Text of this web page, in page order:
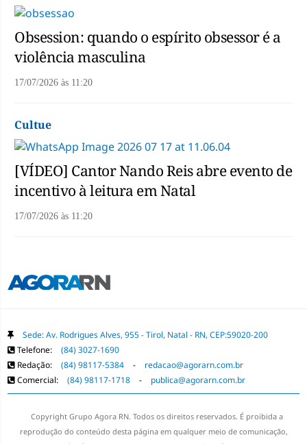
Obsession: quando o espírito obsessor é a
violência masculina
17/07/2026 às 11:20
Cultue
[VÍDEO] Cantor Nando Reis abre evento de
incentivo à leitura em Natal
17/07/2026 às 11:20
Sede: Av. Rodrigues Alves, 955 - Tirol, Natal - RN, CEP:59020-200
Telefone:
(84) 3027-1690
Redação:
(84) 98117-5384 -
redacao@agorarn.com.br
Comercial:
(84) 98117-1718 - publica@agorarn.com.br
Copyright Grupo Agora RN. Todos os direitos reservados. É proibida a
reprodução do conteúdo desta página em qualquer meio de comunicação,